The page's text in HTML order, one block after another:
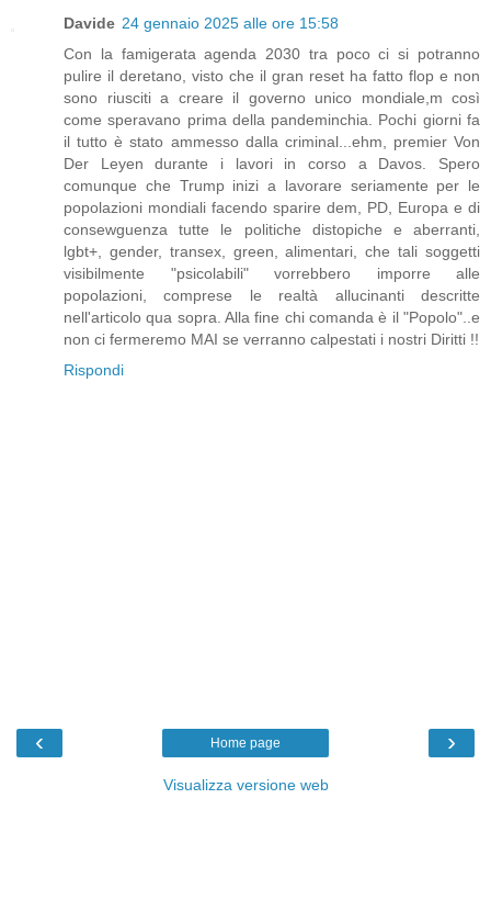
Davide 24 gennaio 2025 alle ore 15:58
Con la famigerata agenda 2030 tra poco ci si potranno
pulire il deretano, visto che il gran reset ha fatto flop e non
sono riusciti a creare il governo unico mondiale,m così
come speravano prima della pandeminchia. Pochi giorni fa
il tutto è stato ammesso dalla criminal...ehm, premier Von
Der Leyen durante i lavori in corso a Davos. Spero
comunque che Trump inizi a lavorare seriamente per le
popolazioni mondiali facendo sparire dem, PD, Europa e di
consewguenza tutte le politiche distopiche e aberranti,
lgbt+, gender, transex, green, alimentari, che tali soggetti
visibilmente "psicolabili" vorrebbero imporre alle
popolazioni, comprese le realtà allucinanti descritte
nell'articolo qua sopra. Alla fine chi comanda è il "Popolo"..e
non ci fermeremo MAI se verranno calpestati i nostri Diritti !!
Rispondi
‹ ›
Home page
Visualizza versione web